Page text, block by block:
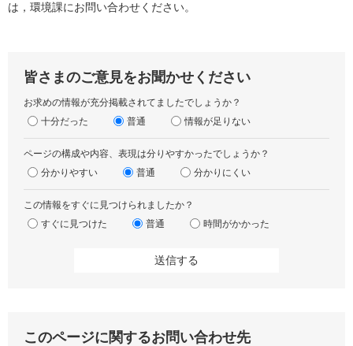
は，環境課にお問い合わせください。
皆さまのご意見をお聞かせください
お求めの情報が充分掲載されてましたでしょうか？
十分だった
普通 情報が足りない
ページの構成や内容、表現は分りやすかったでしょうか？
分かりやすい
普通 分かりにくい
この情報をすぐに見つけられましたか？
すぐに見つけた
普通 時間がかかった
このページに関するお問い合わせ先